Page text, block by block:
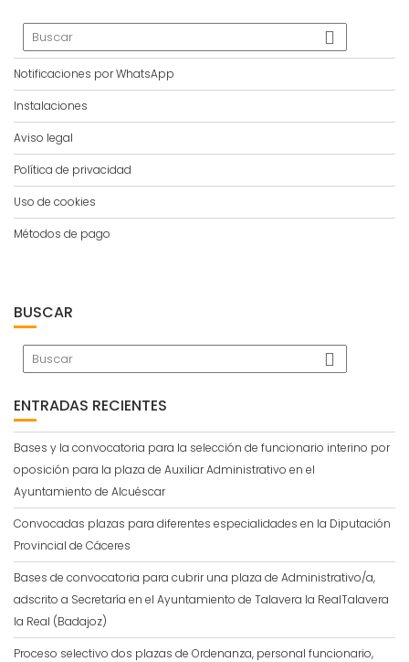
Notificaciones por WhatsApp
Instalaciones
Aviso legal
Política de privacidad
Uso de cookies
Métodos de pago
BUSCAR
ENTRADAS RECIENTES
Bases y la convocatoria para la selección de funcionario interino por
oposición para la plaza de Auxiliar Administrativo en el
Ayuntamiento de Alcuéscar
Convocadas plazas para diferentes especialidades en la Diputación
Provincial de Cáceres
Bases de convocatoria para cubrir una plaza de Administrativo/a,
adscrito a Secretaría en el Ayuntamiento de Talavera la RealTalavera
la Real (Badajoz)
Proceso selectivo dos plazas de Ordenanza, personal funcionario,